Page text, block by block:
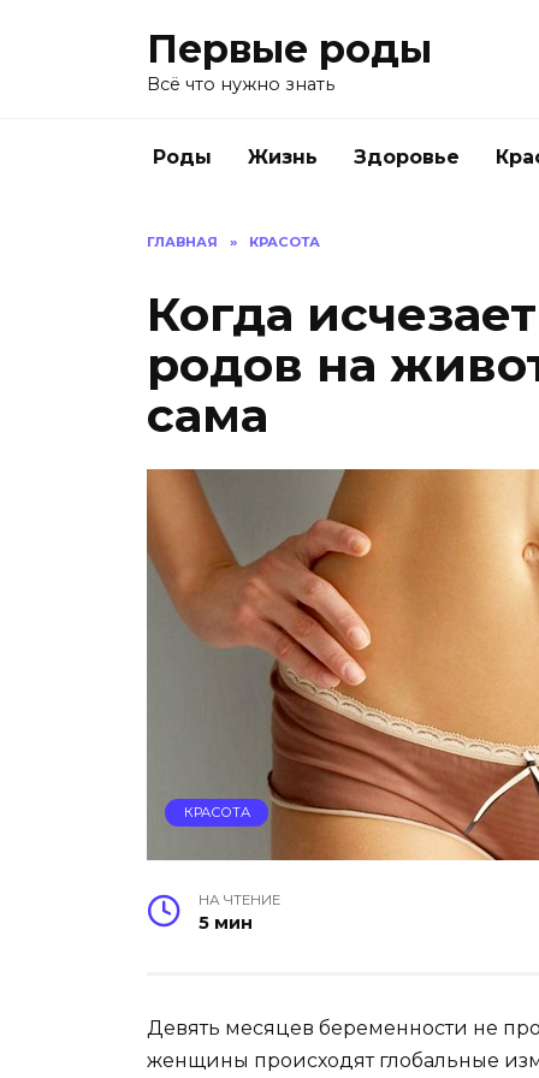
Первые роды
Всё что нужно знать
Роды Жизнь Здоровье
ГЛАВНАЯ » КРАСОТА
Когда
родов на
сама
КРАСОТА
НА ЧТЕНИЕ
5 мин
Девять месяцев беременности не
женщины происходят глобальные